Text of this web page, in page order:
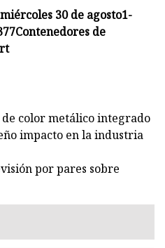
30 de agosto1-
Contenedores de
color metálico integrado
impacto en la industria
por pares sobre